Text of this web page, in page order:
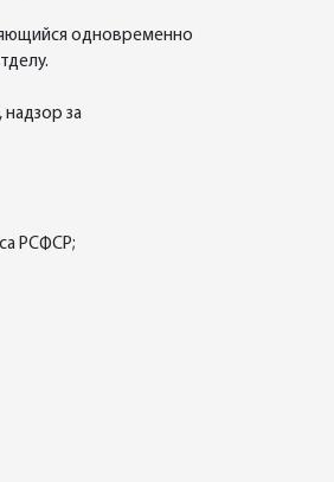
одновременно
за
РСФСР;